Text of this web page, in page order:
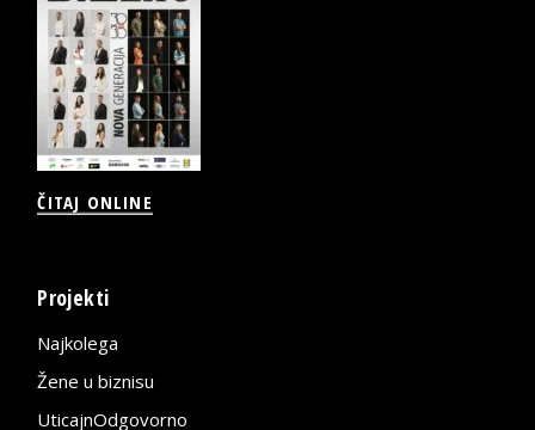
ČITAJ ONLINE
Projekti
Najkolega
Žene u biznisu
UticajnOdgovorno